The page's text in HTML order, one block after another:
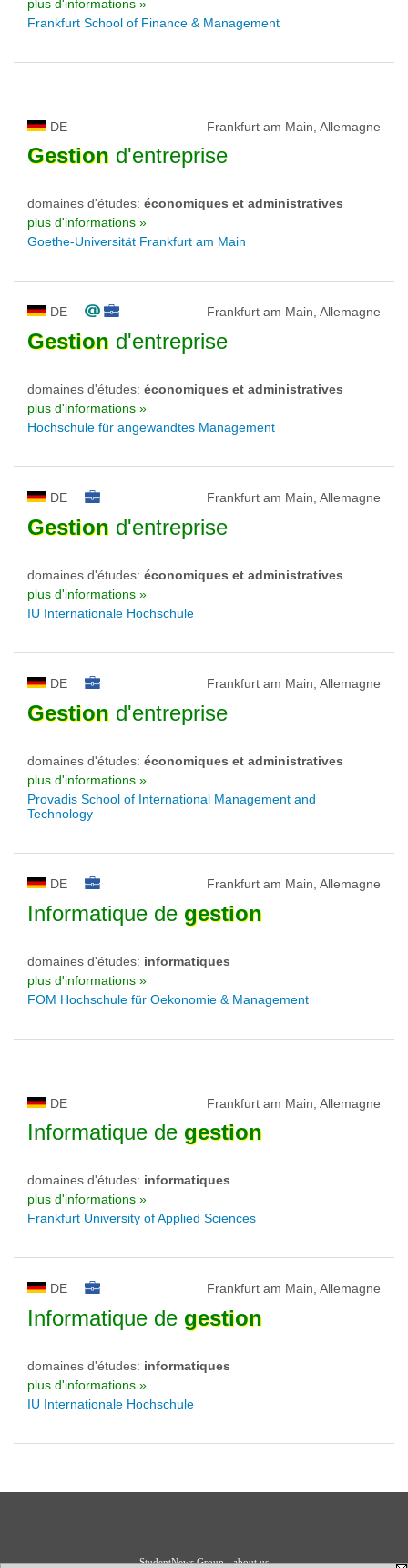
plus d'informations »
Frankfurt School of Finance & Management
DE Frankfurt am Main, Allemagne
Gestion d'entreprise
domaines d'études: économiques et administratives
plus d'informations »
Goethe-Universität Frankfurt am Main
DE Frankfurt am Main, Allemagne
Gestion d'entreprise
domaines d'études: économiques et administratives
plus d'informations »
Hochschule für angewandtes Management
DE Frankfurt am Main, Allemagne
Gestion d'entreprise
domaines d'études: économiques et administratives
plus d'informations »
IU Internationale Hochschule
DE Frankfurt am Main, Allemagne
Gestion d'entreprise
domaines d'études: économiques et administratives
plus d'informations »
Provadis School of International Management and
Technology
DE Frankfurt am Main, Allemagne
Informatique de gestion
domaines d'études: informatiques
plus d'informations »
FOM Hochschule für Oekonomie & Management
DE Frankfurt am Main, Allemagne
Informatique de gestion
domaines d'études: informatiques
plus d'informations »
Frankfurt University of Applied Sciences
DE Frankfurt am Main, Allemagne
Informatique de gestion
domaines d'études: informatiques
plus d'informations »
IU Internationale Hochschule
StudentNews Group - about us